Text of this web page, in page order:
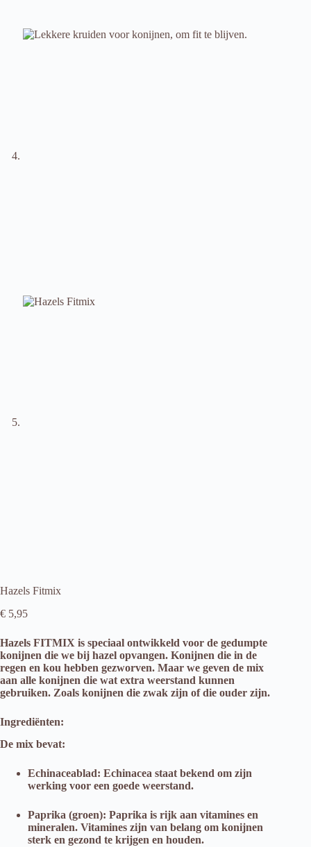
Hazels Fitmix
€ 5,95
Hazels FITMIX is speciaal ontwikkeld voor de gedumpte
konijnen die we bij hazel opvangen. Konijnen die in de
regen en kou hebben gezworven. Maar we geven de mix
aan alle konijnen die wat extra weerstand kunnen
gebruiken. Zoals konijnen die zwak zijn of die ouder zijn.
Ingrediënten:
De mix bevat:
Echinaceablad: Echinacea staat bekend om zijn
werking voor een goede weerstand.
Paprika (groen): Paprika is rijk aan vitamines en
mineralen. Vitamines zijn van belang om konijnen
sterk en gezond te krijgen en houden.